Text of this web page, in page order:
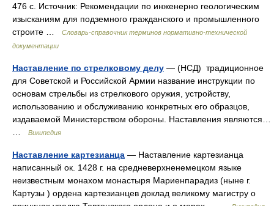
476 с. Источник: Рекомендации по инженерно геологическим
изысканиям для подземного гражданского и промышленного
строите …
Словарь-справочник терминов нормативно-технической
документации
Наставление по стрелковому делу — (НСД) традиционное
для Советской и Российской Армии название инструкции по
основам стрельбы из стрелкового оружия, устройству,
использованию и обслуживанию конкретных его образцов,
издаваемой Министерством обороны. Наставления являются…
Википедия
Наставление картезианца — Наставление картезианца
написанный ок. 1428 г. на средневерхненемецком языке
неизвестным монахом монастыря Мариенпарадиз (ныне г.
Картузы ) ордена картезианцев доклад великому магистру о